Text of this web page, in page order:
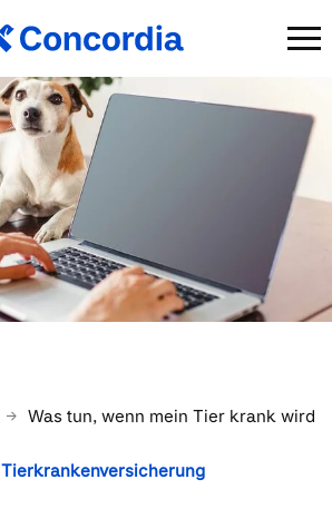
Was tun, wenn mein Tier krank wird?
Tierkrankenversicherung